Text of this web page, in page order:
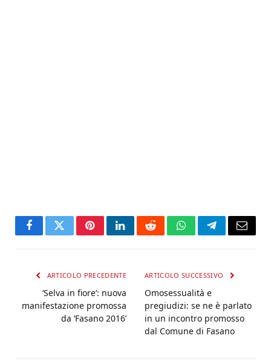
FacebookTwitterPinterestLinkedInRedditWhatsAppTelegramEmail
ARTICOLO PRECEDENTE
‘Selva in fiore’: nuova
manifestazione promossa
da ‘Fasano 2016’
ARTICOLO SUCCESSIVO
Omosessualità e
pregiudizi: se ne è parlato
in un incontro promosso
dal Comune di Fasano